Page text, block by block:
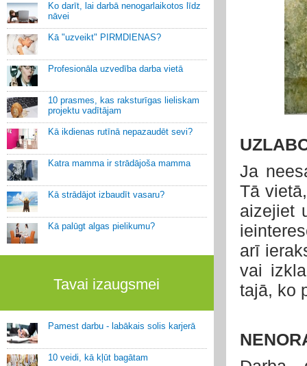
Ko darīt, lai darbā nenogarlaikotos līdz
nāvei
Kā "uzveikt" PIRMDIENAS?
Profesionāla uzvedība darba vietā
10 prasmes, kas raksturīgas lieliskam
projektu vadītājam
Kā ikdienas rutīnā nepazaudēt sevi?
Katra mamma ir strādājoša mamma
Kā strādājot izbaudīt vasaru?
Kā palūgt algas pielikumu?
Tavai izaugsmei
Pamest darbu - labākais solis karjerā
10 veidi, kā kļūt bagātam
Ja
Tā
aizejiet
arī
vai
tajā, ko